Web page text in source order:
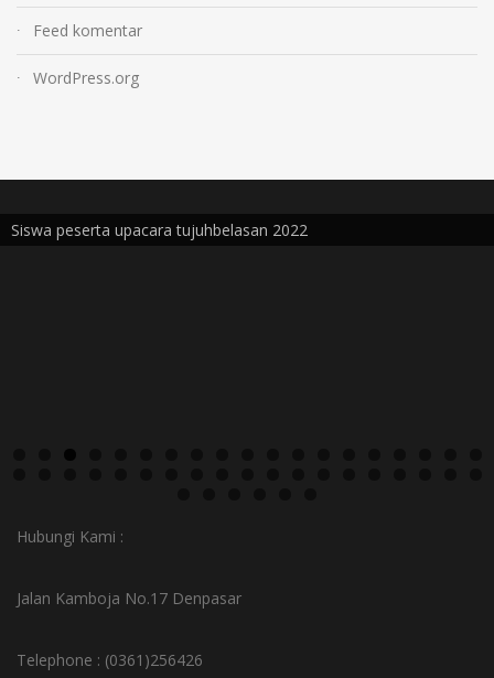
Feed komentar
WordPress.org
Siswa peserta upacara tujuhbelasan 2022
Hubungi Kami :
Jalan Kamboja No.17 Denpasar
Telephone : (0361)256426